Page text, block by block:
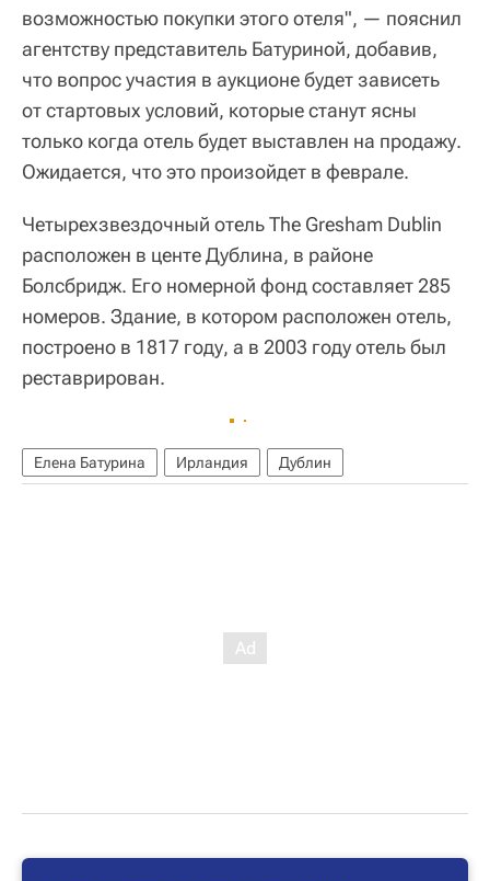
возможностью покупки этого отеля", — пояснил
агентству представитель Батуриной, добавив,
что вопрос участия в аукционе будет зависеть
от стартовых условий, которые станут ясны
только когда отель будет выставлен на продажу.
Ожидается, что это произойдет в феврале.
Четырехзвездочный отель The Gresham Dublin
расположен в центе Дублина, в районе
Болсбридж. Его номерной фонд составляет 285
номеров. Здание, в котором расположен отель,
построено в 1817 году, а в 2003 году отель был
реставрирован.
Елена Батурина Ирландия Дублин